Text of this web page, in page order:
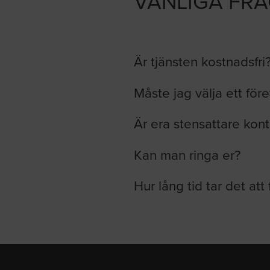
Är tjänsten
Måste jag välja ett
Är era stensattare
Kan man ringa er?
Hur lång tid tar det att